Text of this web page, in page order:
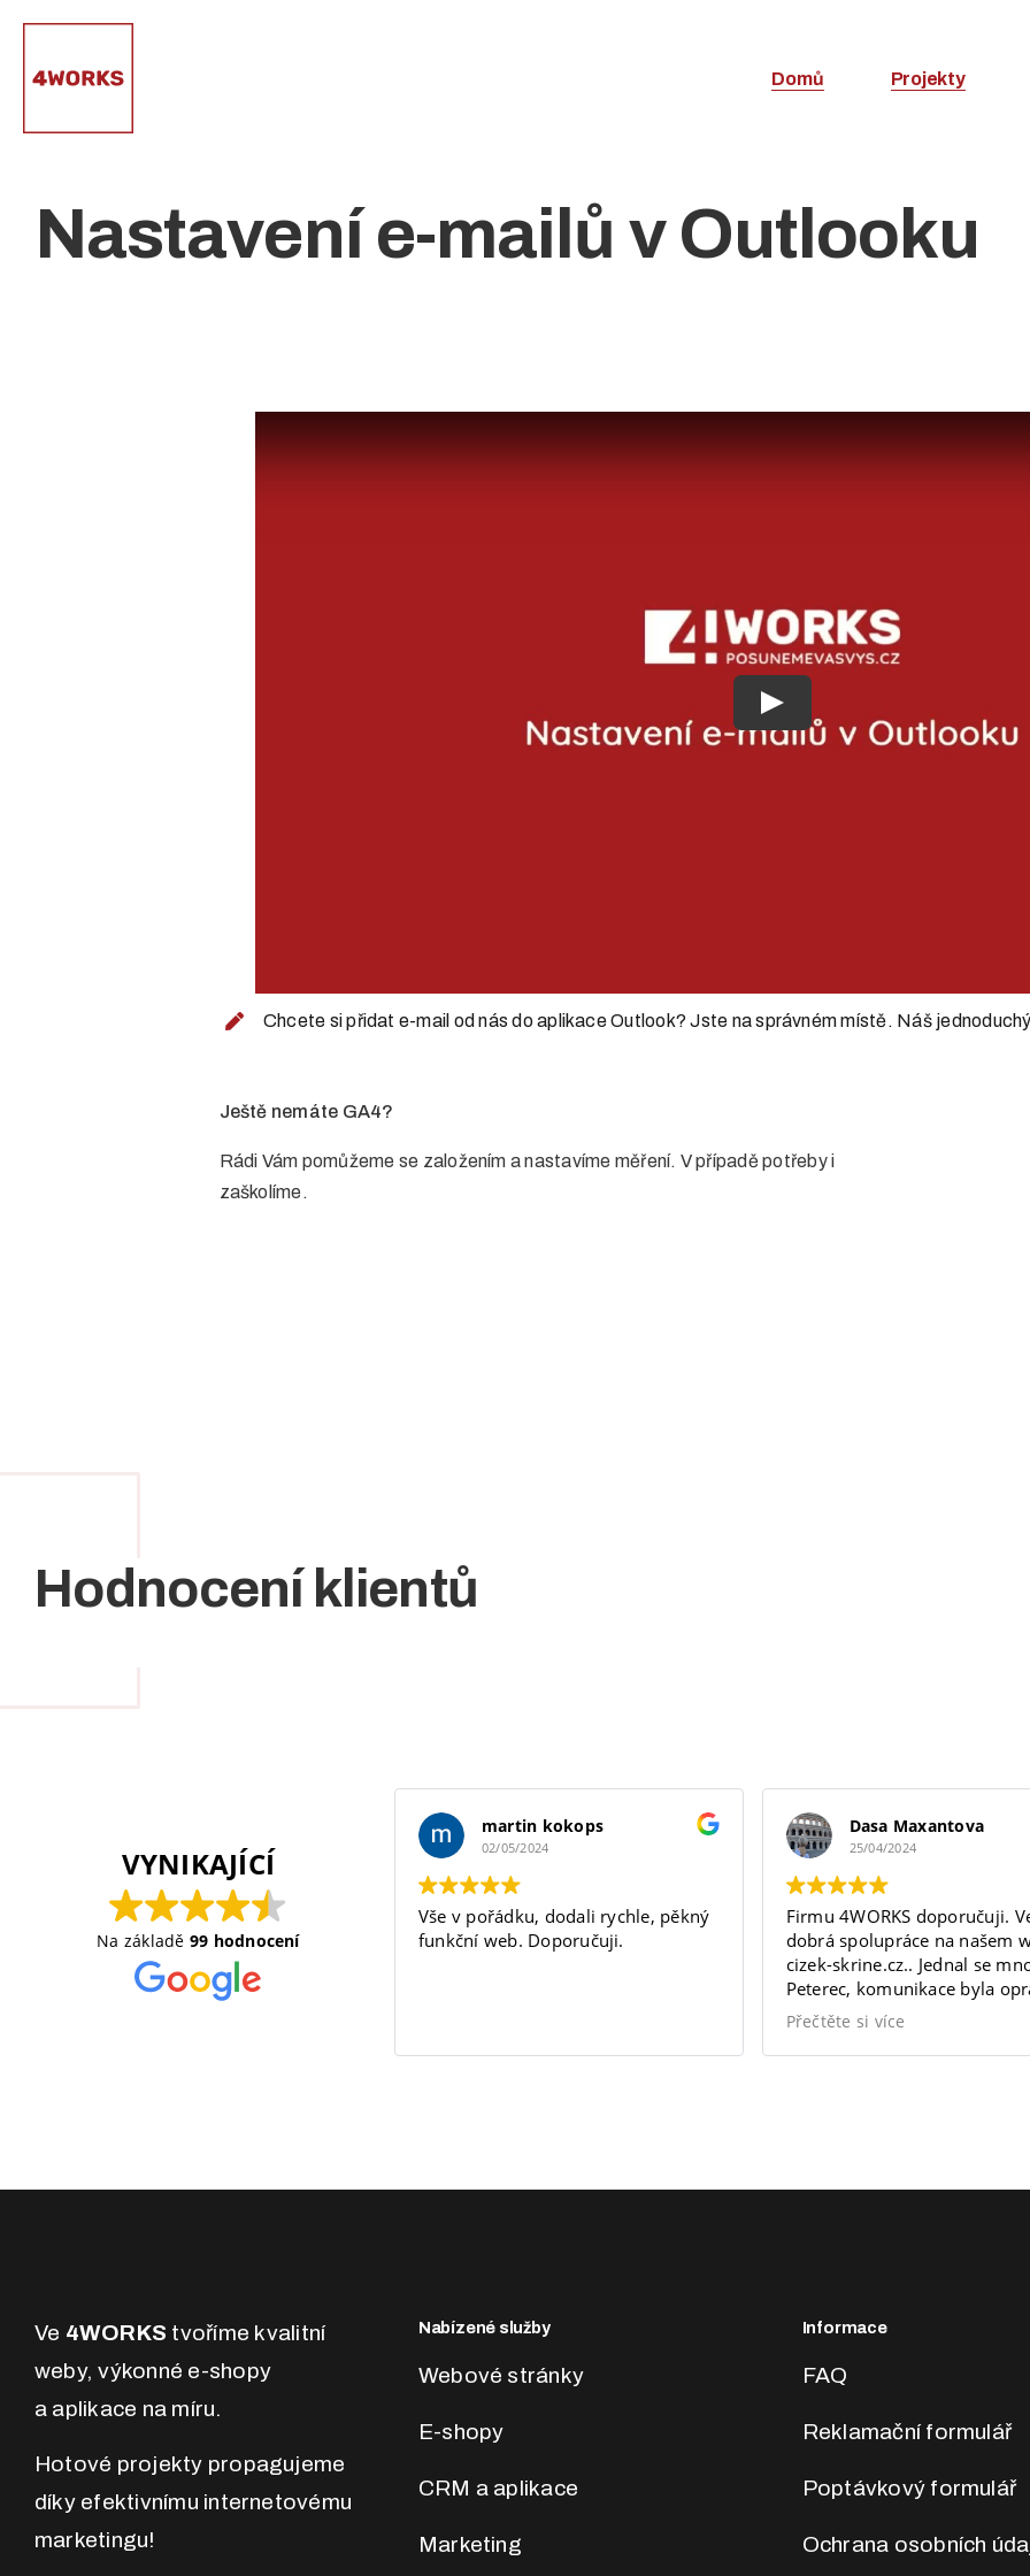
obsah
Domů Projekty
Nastavení e-mailů v Outlooku
Play
Chcete si přidat e-mail od nás do aplikace Outlook? Jste na správném místě. Náš
Ještě nemáte GA4?
Rádi Vám pomůžeme se založením a nastavíme měření. V případě potřeby i
zaškolíme.
Hodnocení klientů
VYNIKAJÍCÍ
Na základě 99 hodnocení
martin kokops
02/05/2024
Vše v pořádku, dodali rychle, pěkný
funkční web. Doporučuji.
Dasa Maxantova
25/04/2024
Firmu 4WORKS doporučuji.
dobrá spolupráce na našem
cizek-skrine.cz.. Jednal se
Peterec, komunikace byla
vynikající a splnila moje
Přečtěte si více
Ve 4WORKS tvoříme kvalitní
weby, výkonné e-shopy
a aplikace na míru.
Hotové projekty propagujeme
díky efektivnímu internetovému
marketingu!
Nabízené služby
Webové stránky
E-shopy
CRM a aplikace
Marketing
Informace
FAQ
Reklamační formulář
Poptávkový formulář
Ochrana osobních